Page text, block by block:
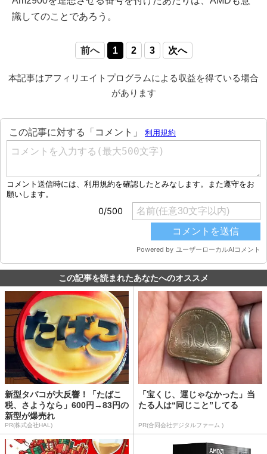
識してのことであろう。
前へ 1 2 3 次へ
本記事はアフィリエイトプログラムによる収益を得ている場合
があります
この記事を読まれたあなたへのオススメ
新型タバコが大反響！「たばこ
税、さようなら」600円→83円の
新型が爆売れ
PR(株式会社HAL)
「宝くじ、運じゃなかった」当
たる人は“同じこと”してる
PR(合同会社デジタルファーム )